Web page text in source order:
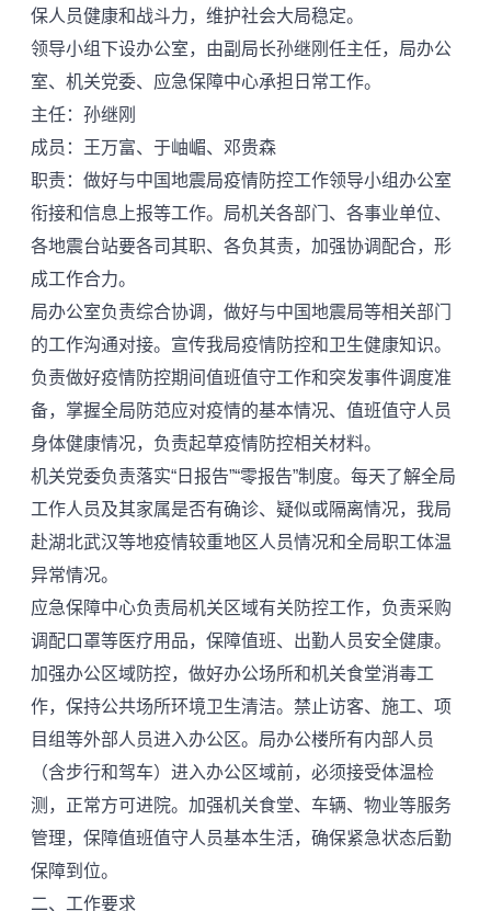
保人员健康和战斗力，维护社会大局稳定。
领导小组下设办公室，由副局长孙继刚任主任，局办公
室、机关党委、应急保障中心承担日常工作。
主任：孙继刚
成员：王万富、于岫嵋、邓贵森
职责：做好与中国地震局疫情防控工作领导小组办公室
衔接和信息上报等工作。局机关各部门、各事业单位、
各地震台站要各司其职、各负其责，加强协调配合，形
成工作合力。
局办公室负责综合协调，做好与中国地震局等相关部门
的工作沟通对接。宣传我局疫情防控和卫生健康知识。
负责做好疫情防控期间值班值守工作和突发事件调度准
备，掌握全局防范应对疫情的基本情况、值班值守人员
身体健康情况，负责起草疫情防控相关材料。
机关党委负责落实“日报告”“零报告”制度。每天了解全局
工作人员及其家属是否有确诊、疑似或隔离情况，我局
赴湖北武汉等地疫情较重地区人员情况和全局职工体温
异常情况。
应急保障中心负责局机关区域有关防控工作，负责采购
调配口罩等医疗用品，保障值班、出勤人员安全健康。
加强办公区域防控，做好办公场所和机关食堂消毒工
作，保持公共场所环境卫生清洁。禁止访客、施工、项
目组等外部人员进入办公区。局办公楼所有内部人员
（含步行和驾车）进入办公区域前，必须接受体温检
测，正常方可进院。加强机关食堂、车辆、物业等服务
管理，保障值班值守人员基本生活，确保紧急状态后勤
保障到位。
二、工作要求